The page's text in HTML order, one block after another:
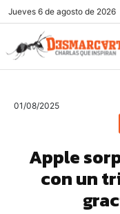
Jueves 6 de agosto de 2026
01/08/2025
Apple
con un